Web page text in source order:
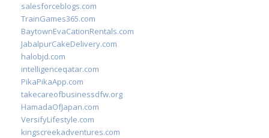
salesforceblogs.com
TrainGames365.com
BaytownEvaCationRentals.com
JabalpurCakeDelivery.com
halobjd.com
intelligenceqatar.com
PikaPikaApp.com
takecareofbusinessdfw.org
HamadaOfJapan.com
VersifyLifestyle.com
kingscreekadventures.com